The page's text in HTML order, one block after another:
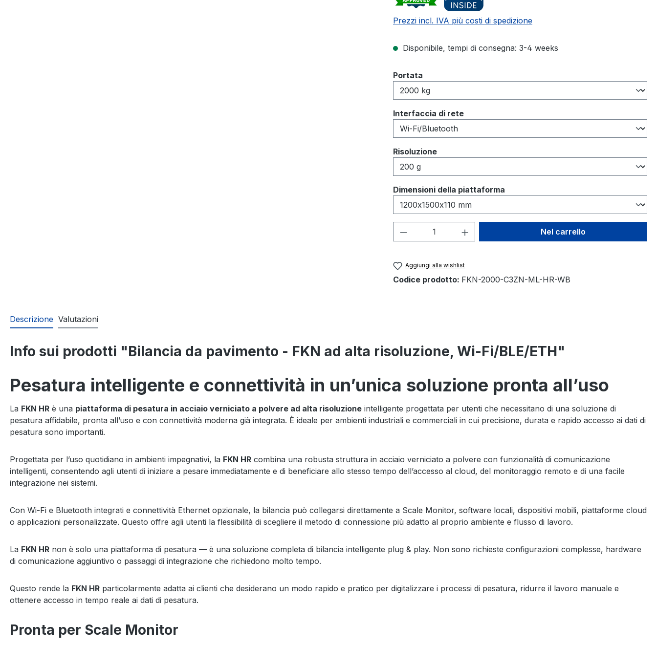
Prezzi incl. IVA più costi di spedizione
Disponibile, tempi di consegna: 3-4 weeks
Seleziona
Portata
Seleziona
Interfaccia di rete
Seleziona
Risoluzione
Seleziona
Dimensioni della piattaforma
Quantità del prodotto: inserisci la quantità
Nel carrello
Aggiungi alla wishlist
Codice prodotto: FKN-2000-C3ZN-ML-HR-WB
Descrizione Valutazioni
Info sui prodotti "Bilancia da pavimento - FKN ad alta risoluzione, Wi-Fi/BLE/ETH"
Pesatura intelligente e connettività in un’unica soluzione pronta all’uso
La FKN HR è una piattaforma di pesatura in acciaio verniciato a polvere ad alta risoluzione intelligente progettata per utenti che necessitano di una soluzione di
pesatura affidabile, pronta all’uso e con connettività moderna già integrata. È ideale per ambienti industriali e commerciali in cui precisione, durata e rapido accesso ai dati di
pesatura sono importanti.
Progettata per l’uso quotidiano in ambienti impegnativi, la FKN HR combina una robusta struttura in acciaio verniciato a polvere con funzionalità di comunicazione
intelligenti, consentendo agli utenti di iniziare a pesare immediatamente e di beneficiare allo stesso tempo dell’accesso al cloud, del monitoraggio remoto e di una facile
integrazione nei sistemi.
Con Wi-Fi e Bluetooth integrati e connettività Ethernet opzionale, la bilancia può collegarsi direttamente a Scale Monitor, software locali, dispositivi mobili, piattaforme cloud
o applicazioni personalizzate. Questo offre agli utenti la flessibilità di scegliere il metodo di connessione più adatto al proprio ambiente e flusso di lavoro.
La FKN HR non è solo una piattaforma di pesatura — è una soluzione completa di bilancia intelligente plug & play. Non sono richieste configurazioni complesse, hardware
di comunicazione aggiuntivo o passaggi di integrazione che richiedono molto tempo.
Questo rende la FKN HR particolarmente adatta ai clienti che desiderano un modo rapido e pratico per digitalizzare i processi di pesatura, ridurre il lavoro manuale e
ottenere accesso in tempo reale ai dati di pesatura.
Pronta per Scale Monitor